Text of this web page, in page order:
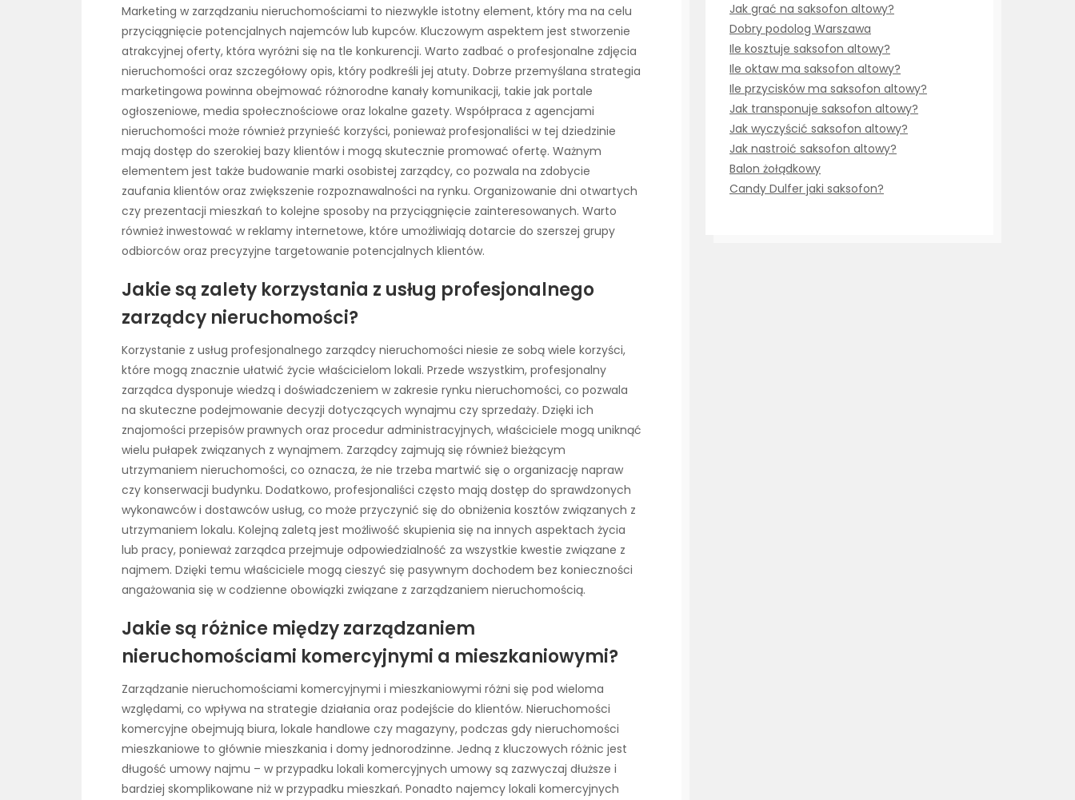
Marketing w zarządzaniu nieruchomościami to niezwykle istotny element, który ma na celu
przyciągnięcie potencjalnych najemców lub kupców. Kluczowym aspektem jest stworzenie
atrakcyjnej oferty, która wyróżni się na tle konkurencji. Warto zadbać o profesjonalne zdjęcia
nieruchomości oraz szczegółowy opis, który podkreśli jej atuty. Dobrze przemyślana strategia
marketingowa powinna obejmować różnorodne kanały komunikacji, takie jak portale
ogłoszeniowe, media społecznościowe oraz lokalne gazety. Współpraca z agencjami
nieruchomości może również przynieść korzyści, ponieważ profesjonaliści w tej dziedzinie
mają dostęp do szerokiej bazy klientów i mogą skutecznie promować ofertę. Ważnym
elementem jest także budowanie marki osobistej zarządcy, co pozwala na zdobycie
zaufania klientów oraz zwiększenie rozpoznawalności na rynku. Organizowanie dni otwartych
czy prezentacji mieszkań to kolejne sposoby na przyciągnięcie zainteresowanych. Warto
również inwestować w reklamy internetowe, które umożliwiają dotarcie do szerszej grupy
odbiorców oraz precyzyjne targetowanie potencjalnych klientów.
Jakie są zalety korzystania z usług profesjonalnego
zarządcy nieruchomości?
Korzystanie z usług profesjonalnego zarządcy nieruchomości niesie ze sobą wiele korzyści,
które mogą znacznie ułatwić życie właścicielom lokali. Przede wszystkim, profesjonalny
zarządca dysponuje wiedzą i doświadczeniem w zakresie rynku nieruchomości, co pozwala
na skuteczne podejmowanie decyzji dotyczących wynajmu czy sprzedaży. Dzięki ich
znajomości przepisów prawnych oraz procedur administracyjnych, właściciele mogą uniknąć
wielu pułapek związanych z wynajmem. Zarządcy zajmują się również bieżącym
utrzymaniem nieruchomości, co oznacza, że nie trzeba martwić się o organizację napraw
czy konserwacji budynku. Dodatkowo, profesjonaliści często mają dostęp do sprawdzonych
wykonawców i dostawców usług, co może przyczynić się do obniżenia kosztów związanych z
utrzymaniem lokalu. Kolejną zaletą jest możliwość skupienia się na innych aspektach życia
lub pracy, ponieważ zarządca przejmuje odpowiedzialność za wszystkie kwestie związane z
najmem. Dzięki temu właściciele mogą cieszyć się pasywnym dochodem bez konieczności
angażowania się w codzienne obowiązki związane z zarządzaniem nieruchomością.
Jakie są różnice między zarządzaniem
nieruchomościami komercyjnymi a mieszkaniowymi?
Zarządzanie nieruchomościami komercyjnymi i mieszkaniowymi różni się pod wieloma
względami, co wpływa na strategie działania oraz podejście do klientów. Nieruchomości
komercyjne obejmują biura, lokale handlowe czy magazyny, podczas gdy nieruchomości
mieszkaniowe to głównie mieszkania i domy jednorodzinne. Jedną z kluczowych różnic jest
długość umowy najmu – w przypadku lokali komercyjnych umowy są zazwyczaj dłuższe i
bardziej skomplikowane niż w przypadku mieszkań. Ponadto najemcy lokali komercyjnych
Jak grać na saksofon altowy?
Dobry podolog Warszawa
Ile kosztuje saksofon altowy?
Ile oktaw ma saksofon altowy?
Ile przycisków ma saksofon altowy?
Jak transponuje saksofon altowy?
Jak wyczyścić saksofon altowy?
Jak nastroić saksofon altowy?
Balon żołądkowy
Candy Dulfer jaki saksofon?